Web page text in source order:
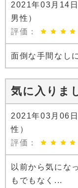
2021年03月14
男性）
評価：
面倒な手間なし
気に入りま
2021年03月06
性）
評価：
以前から気にな
もでもなく...